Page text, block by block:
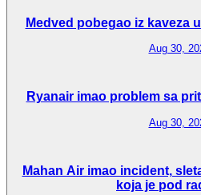
Medved pobegao iz kaveza
Aug 30,
Ryanair imao problem sa
Aug 30,
Mahan Air imao incident,
koja je pod